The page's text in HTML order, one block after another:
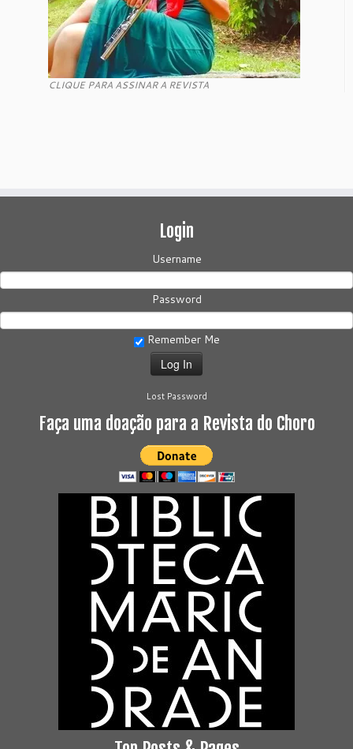
CLIQUE PARA ASSINAR A REVISTA
Login
Username
Password
Remember Me
Lost Password
Faça uma doação para a Revista do Choro